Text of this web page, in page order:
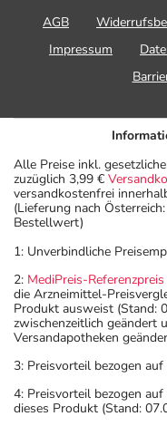
AGB
Impressum
Alle Preise inkl.
zuzüglich 3,99 €
versandkostenfrei
(Lieferung nach
Bestellwert)
1: Unverbindliche
2: MediPreis-Referenzpreis
die Arzneimittel-
Produkt ausweist (Stand:
zwischenzeitlich geändert
Versandapotheken
3: Preisvorteil bezogen
4: Preisvorteil bezogen
dieses Produkt (Stand: